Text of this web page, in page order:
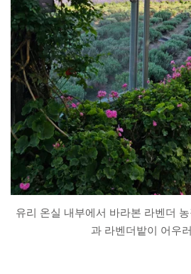
유리 온실 내부에서 바라본 라벤더
과 라벤더밭이 어우